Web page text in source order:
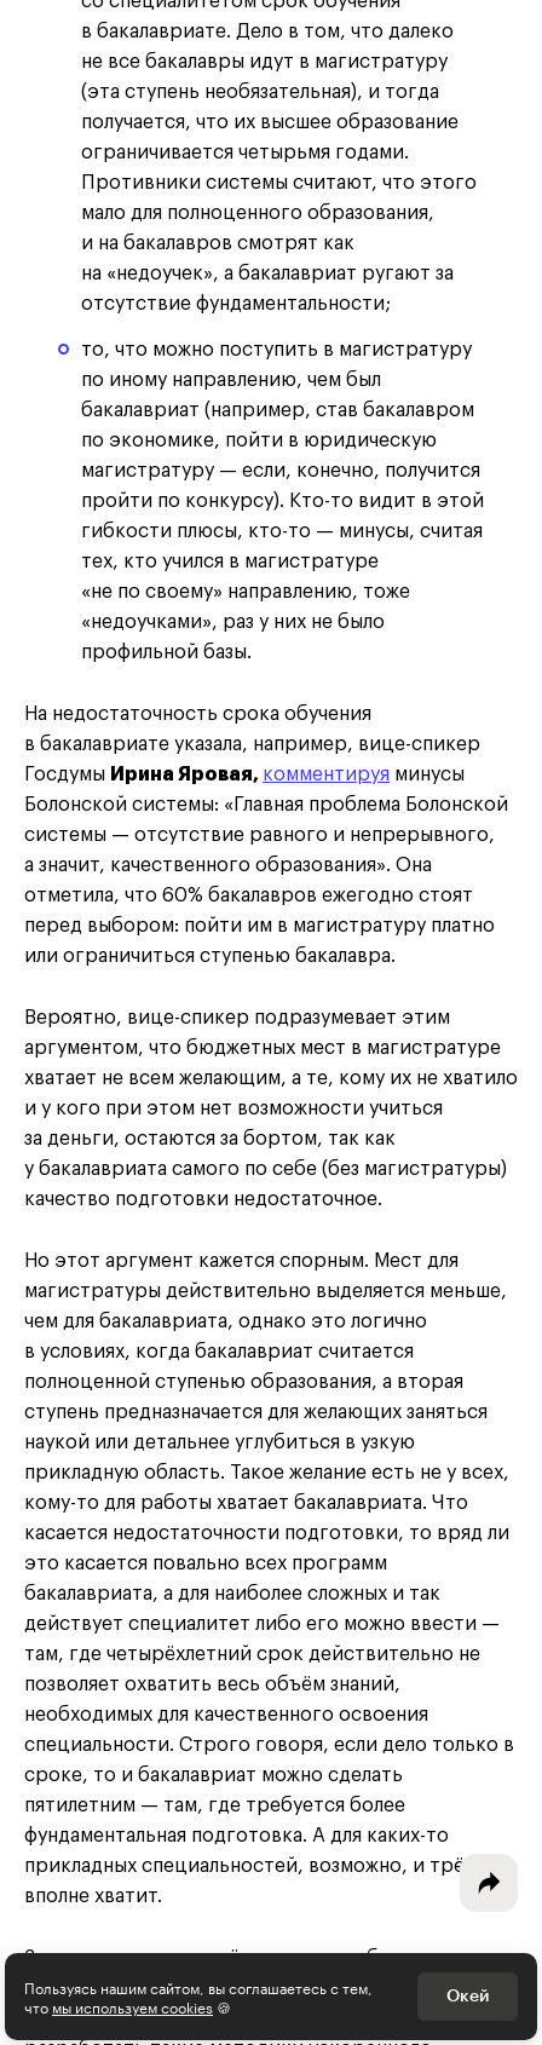
в бакалавриате. Дело в том, что далеко
не все бакалавры идут в магистратуру
(эта ступень необязательная), и тогда
получается, что их высшее образование
ограничивается четырьмя годами.
Противники системы считают, что этого
мало для полноценного образования,
и на бакалавров смотрят как
на «недоучек», а бакалавриат ругают за
отсутствие фундаментальности;
то, что можно поступить в магистратуру
по иному направлению, чем был
бакалавриат (например, став бакалавром
по экономике, пойти в юридическую
магистратуру — если, конечно, получится
пройти по конкурсу). Кто-то видит в этой
гибкости плюсы, кто-то — минусы, считая
тех, кто учился в магистратуре
«не по своему» направлению, тоже
«недоучками», раз у них не было
профильной базы.
На недостаточность срока обучения
в бакалавриате указала, например, вице-спикер
Госдумы Ирина Яровая, комментируя минусы
Болонской системы: «Главная проблема Болонской
системы — отсутствие равного и непрерывного,
а значит, качественного образования». Она
отметила, что 60% бакалавров ежегодно стоят
перед выбором: пойти им в магистратуру платно
или ограничиться ступенью бакалавра.
Вероятно, вице-спикер подразумевает этим
аргументом, что бюджетных мест в магистратуре
хватает не всем желающим, а те, кому их не хватило
и у кого при этом нет возможности учиться
за деньги, остаются за бортом, так как
у бакалавриата самого по себе (без магистратуры)
качество подготовки недостаточное.
Но этот аргумент кажется спорным. Мест для
магистратуры действительно выделяется меньше,
чем для бакалавриата, однако это логично
в условиях, когда бакалавриат считается
полноценной ступенью образования, а вторая
ступень предназначается для желающих заняться
наукой или детальнее углубиться в узкую
прикладную область. Такое желание есть не у всех,
кому-то для работы хватает бакалавриата. Что
касается недостаточности подготовки, то вряд ли
это касается повально всех программ
бакалавриата, а для наиболее сложных и так
действует специалитет либо его можно ввести —
там, где четырёхлетний срок действительно не
позволяет охватить весь объём знаний,
необходимых для качественного освоения
специальности. Строго говоря, если дело только в
сроке, то и бакалавриат можно сделать
пятилетним — там, где требуется более
фундаментальная подготовка. А для каких-то
прикладных специальностей, возможно, и трёх лет
вполне хватит.
Заметим, что сокращённые сроки образования
не всегда минус с точки зрения государственных
интересов. Например, президент недавно
Пользуясь нашим сайтом, вы соглашаетесь с тем,
что мы используем cookies 🍪 Окей
Интересное - на почту!
Выберите тему рассылки
и получите 5 бесплатных курсов:
Дизайн
Программирование
Разработка игр
Маркетинг